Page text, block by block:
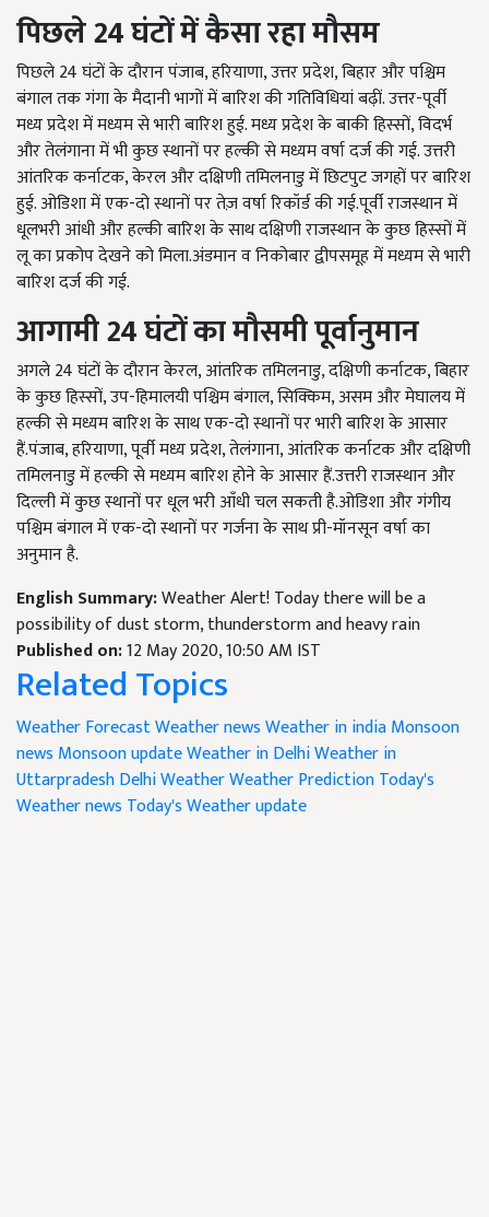
पिछले24घंटोंमेंकैसारहामौसम
पिछले 24 घंटों के दौरान पंजाब, हरियाणा, उत्तर प्रदेश, बिहार और पश्चिम
बंगाल तक गंगा के मैदानी भागों में बारिश की गतिविधियां बढ़ीं. उत्तर-पूर्वी
मध्य प्रदेश में मध्यम से भारी बारिश हुई. मध्य प्रदेश के बाकी हिस्सों, विदर्भ
और तेलंगाना में भी कुछ स्थानों पर हल्की से मध्यम वर्षा दर्ज की गई. उत्तरी
आंतरिक कर्नाटक, केरल और दक्षिणी तमिलनाडु में छिटपुट जगहों पर बारिश
हुई. ओडिशा में एक-दो स्थानों पर तेज़ वर्षा रिकॉर्ड की गई.पूर्वी राजस्थान में
धूलभरी आंधी और हल्की बारिश के साथ दक्षिणी राजस्थान के कुछ हिस्सों में
लू का प्रकोप देखने को मिला.अंडमान व निकोबार द्वीपसमूह में मध्यम से भारी
बारिश दर्ज की गई.
आगामी24घंटोंकामौसमीपूर्वानुमान
अगले 24 घंटों के दौरान केरल, आंतरिक तमिलनाडु, दक्षिणी कर्नाटक, बिहार
के कुछ हिस्सों, उप-हिमालयी पश्चिम बंगाल, सिक्किम, असम और मेघालय में
हल्की से मध्यम बारिश के साथ एक-दो स्थानों पर भारी बारिश के आसार
हैं.पंजाब, हरियाणा, पूर्वी मध्य प्रदेश, तेलंगाना, आंतरिक कर्नाटक और दक्षिणी
तमिलनाडु में हल्की से मध्यम बारिश होने के आसार हैं.उत्तरी राजस्थान और
दिल्ली में कुछ स्थानों पर धूल भरी आँधी चल सकती है.ओडिशा और गंगीय
पश्चिम बंगाल में एक-दो स्थानों पर गर्जना के साथ प्री-मॉनसून वर्षा का
अनुमान है.
English Summary:Weather Alert! Today there will be a
possibility of dust storm, thunderstorm and heavy rain
Published on:12 May 2020, 10:50 AM IST
Related Topics
Weather ForecastWeather newsWeather in indiaMonsoon
news Monsoon updateWeather in DelhiWeather in
UttarpradeshDelhi WeatherWeather PredictionToday's
Weather news Today's Weather update